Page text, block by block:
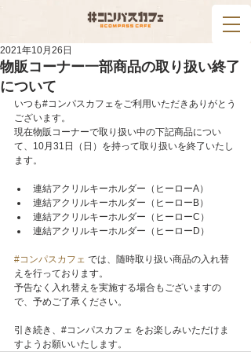
物販コーナー一部商品の取り扱い終了
について
2021年10月26日
いつも#コンパスカフェをご利用いただきありがとう
ございます。
現在物販コーナーで取り扱い中の下記商品につい
て、10月31日（日）を持って取り扱いを終了いたし
ます。
連結アクリルキーホルダー（ヒーローA）
連結アクリルキーホルダー（ヒーローB）
連結アクリルキーホルダー（ヒーローC）
連結アクリルキーホルダー（ヒーローD）
#コンパスカフェ では、随時取り扱い商品の入れ替
えを行っております。
予告なく入れ替えを実施する場合もございますの
で、予めご了承ください。
引き続き、#コンパスカフェ をお楽しみいただけま
すようお願いいたします。